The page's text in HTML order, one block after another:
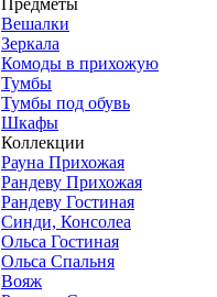
Предметы
Вешалки
Зеркала
Комоды в прихожую
Тумбы
Тумбы под обувь
Шкафы
Коллекции
Рауна Прихожая
Рандеву Прихожая
Рандеву Гостиная
Синди, Консолеа
Ольса Гостиная
Ольса Спальня
Вояж